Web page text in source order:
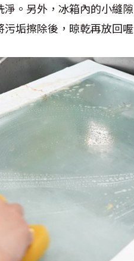
。另外，冰箱內的小縫
垢擦除後，晾乾再放回喔